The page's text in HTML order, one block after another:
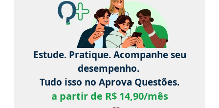
Estude. Pratique. Acompanhe seu
desempenho.
Tudo isso no Aprova Questões.
a partir de R$ 14,90/mês